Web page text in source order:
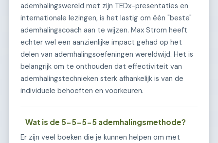
ademhalingswereld met zijn TEDx-presentaties en
internationale lezingen, is het lastig om één "beste"
ademhalingscoach aan te wijzen. Max Strom heeft
echter wel een aanzienlijke impact gehad op het
delen van ademhalingsoefeningen wereldwijd. Het is
belangrijk om te onthouden dat effectiviteit van
ademhalingstechnieken sterk afhankelijk is van de
individuele behoeften en voorkeuren.
Wat is de 5-5-5-5 ademhalingsmethode?
Er zijn veel boeken die je kunnen helpen om met